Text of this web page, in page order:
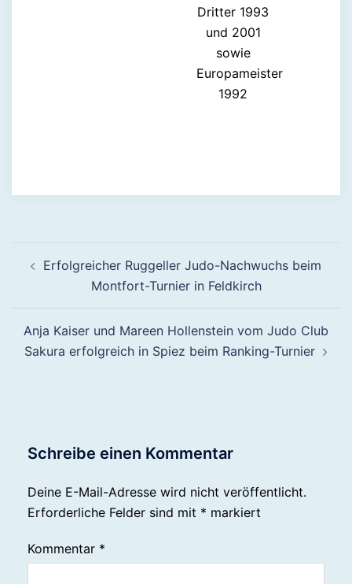
Dritter 1993
und 2001
sowie
Europameister
1992
Erfolgreicher Ruggeller Judo-Nachwuchs beim
Montfort-Turnier in Feldkirch
Anja Kaiser und Mareen Hollenstein vom Judo Club
Sakura erfolgreich in Spiez beim Ranking-Turnier
Schreibe einen Kommentar
Deine E-Mail-Adresse wird nicht veröffentlicht.
Erforderliche Felder sind mit * markiert
Kommentar *